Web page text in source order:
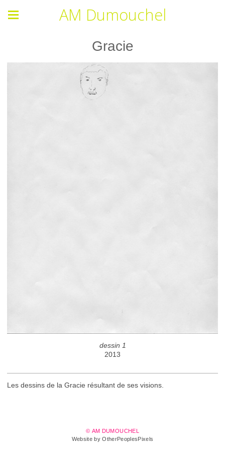
AM Dumouchel
Gracie
dessin 1
2013
Les dessins de la Gracie résultant de ses visions.
© AM DUMOUCHEL
Website by OtherPeoplesPixels